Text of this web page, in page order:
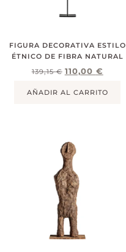
FIGURA DECORATIVA ESTILO
ÉTNICO DE FIBRA NATURAL
139,15€ 110,00 €
AÑADIR AL CARRITO